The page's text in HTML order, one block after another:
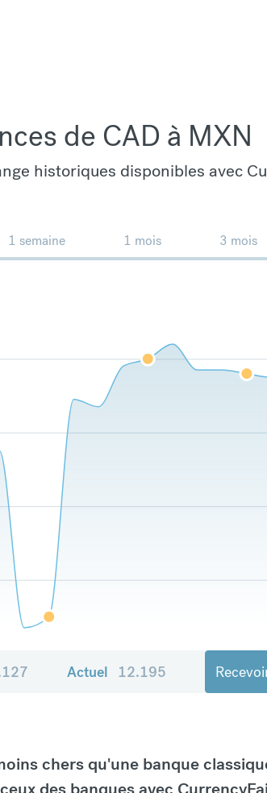
de CAD à MXN
historiques disponibles avec
1 semaine 1 mois 3 mois
Actuel 12.195
chers qu'une banque
des banques avec